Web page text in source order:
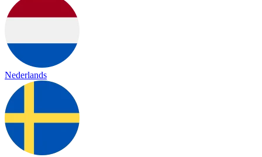
Nederlands